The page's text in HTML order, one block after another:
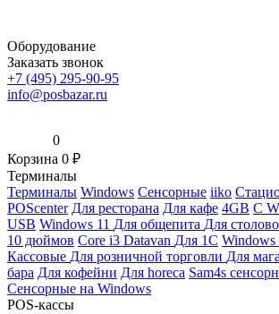
Оборудование
Заказать звонок
+7 (495) 295-90-95
info@posbazar.ru
0
Корзина 0 ₽
Терминалы
Терминалы Windows Сенсорные iiko
POScenter Для ресторана Для кафе 4GB С
USB Windows 11 Для общепита Для
10 дюймов Core i3 Datavan Для 1С Windows
Кассовые Для розничной торговли Для
бара Для кофейни Для horeca Sam4s
Сенсорные на Windows
POS-кассы